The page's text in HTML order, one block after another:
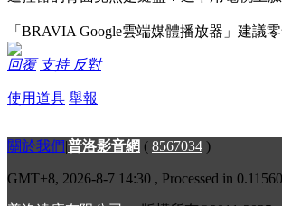
「BRAVIA Google雲端媒體播放器」建議
回覆 支持 反對
使用道具 舉報
關於我們|普洛影音網 ( 8567034 )
GMT+8, 2026-8-7 14:30 , Processed in